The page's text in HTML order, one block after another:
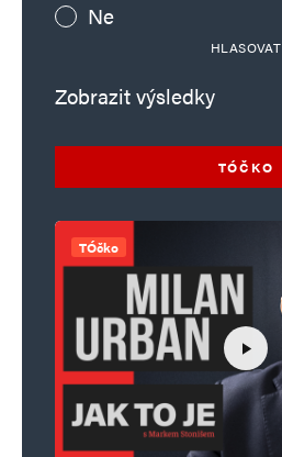
Ne
HLASOVAT
Zobrazit výsledky
TÓČKO
TÓčko